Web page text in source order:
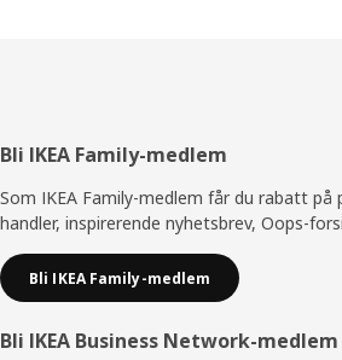
Bunntekst
Bli IKEA Family-medlem
Som IKEA Family-medlem får du rabatt på
handler, inspirerende nyhetsbrev, Oops-
Bli IKEA Family-medlem
Bli IKEA Business Network-medlem